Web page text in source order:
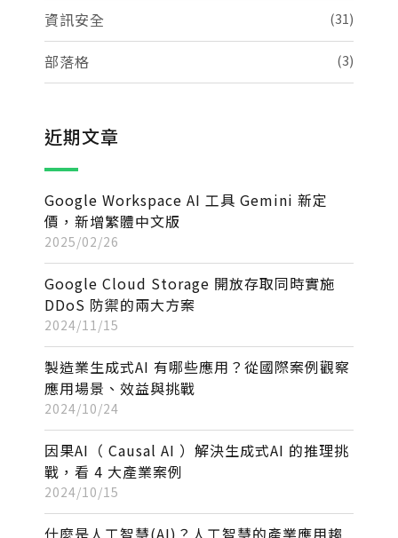
資訊安全 (31)
部落格 (3)
近期文章
Google Workspace AI 工具 Gemini 新定
價，新增繁體中文版
2025/02/26
Google Cloud Storage 開放存取同時實施
DDoS 防禦的兩大方案
2024/11/15
製造業生成式AI 有哪些應用？從國際案例觀察
應用場景、效益與挑戰
2024/10/24
因果AI（ Causal AI ）解決生成式AI 的推理挑
戰，看 4 大產業案例
2024/10/15